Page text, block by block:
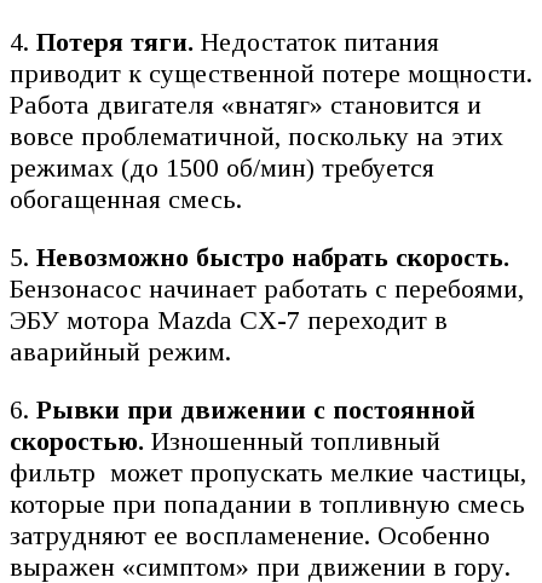
4. Потеря тяги. Недостаток питания
приводит к существенной потере мощности.
Работа двигателя «внатяг» становится и
вовсе проблематичной, поскольку на этих
режимах (до 1500 об/мин) требуется
обогащенная смесь.
5. Невозможно быстро набрать скорость.
Бензонасос начинает работать с перебоями,
ЭБУ мотора Mazda CX-7 переходит в
аварийный режим.
6. Рывки при движении с постоянной
скоростью. Изношенный топливный
фильтр может пропускать мелкие частицы,
которые при попадании в топливную смесь
затрудняют ее воспламенение. Особенно
выражен «симптом» при движении в гору.